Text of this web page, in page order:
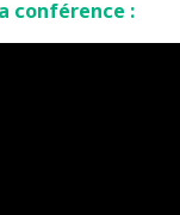
conférence :